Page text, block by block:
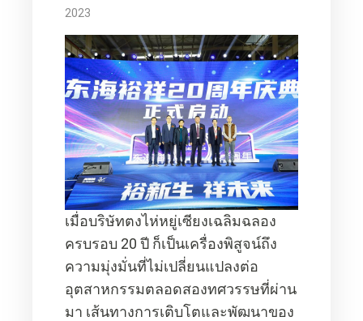
2023
เมื่อบริษัทตงไห่หยู่เซียงเฉลิมฉลอง
ครบรอบ 20 ปี ก็เป็นเครื่องพิสูจน์ถึง
ความมุ่งมั่นที่ไม่เปลี่ยนแปลงต่อ
อุตสาหกรรมตลอดสองทศวรรษที่ผ่าน
มา เส้นทางการเติบโตและพัฒนาของ